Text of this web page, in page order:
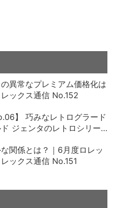
異常なプレミアム価格化は
ックス通信 No.152
】 巧みなレトログラード
ジェンタのレトロシリー
関係とは？｜6月度ロレッ
ックス通信 No.151